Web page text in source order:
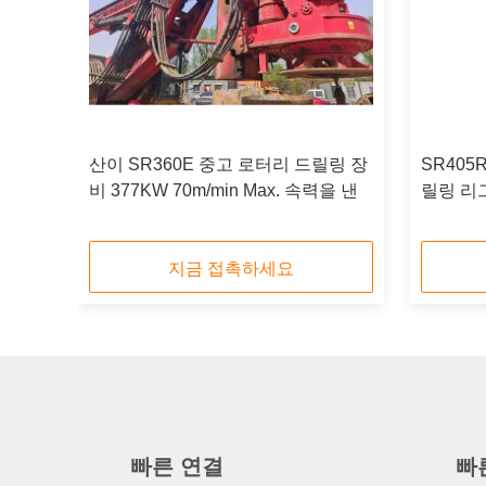
산이 SR360E 중고 로터리 드릴링 장
비 377KW 70m/min Max. 속력을 낸
지금 접촉하세요
릴링 리
빠른 연결 빠